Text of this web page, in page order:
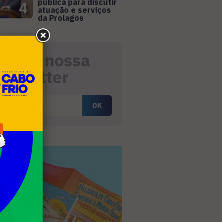
4
pública para discutir
atuação e serviços
da Prolagos
nossa